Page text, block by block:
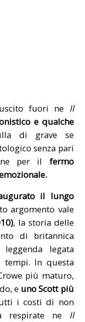
fuori ne Il
e qualche
di grave se
senza pari
per il fermo
il lungo
argomento vale
, la storia delle
di britannica
legata
In questa
più maturo,
e uno Scott più
i costi di non
respirate neIl